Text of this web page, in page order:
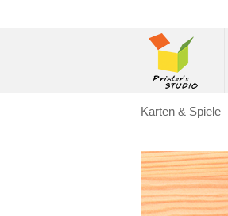
Karten & Spiele